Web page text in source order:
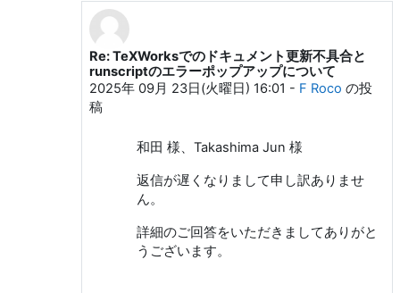
和田 勇 への返信
Re: TeXWorksでのドキュメント更新不具合と
runscriptのエラーポップアップについて
2025年 09月 23日(火曜日) 16:01 - F Roco の投
稿
和田 様、Takashima Jun 様
返信が遅くなりまして申し訳ありませ
ん。
詳細のご回答をいただきましてありがと
うございます。